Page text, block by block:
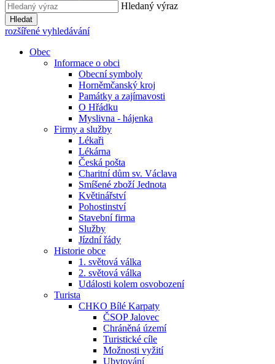
Hledaný výraz
Hledat
rozšířené vyhledávání
Obec
Informace o obci
Obecní symboly
Horněmčanský kroj
Památky a zajímavosti
O Hřádku
Myslivna - hájenka
Firmy a služby
Lékaři
Lékárna
Česká pošta
Charitní dům sv. Václava
Smíšené zboží Jednota
Květinářství
Pohostinství
Stavební firma
Služby
Jízdní řády
Historie obce
1. světová válka
2. světová válka
Události kolem osvobození
Turista
CHKO Bílé Karpaty
ČSOP Jalovec
Chráněná území
Turistické cíle
Možnosti vyžití
Ubytování